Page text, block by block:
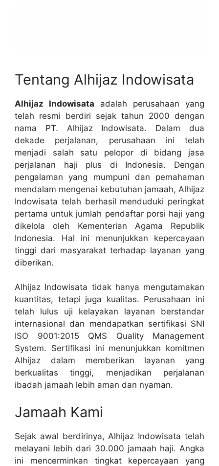
Tentang Alhijaz Indowisata
Alhijaz Indowisata adalah perusahaan yang
telah resmi berdiri sejak tahun 2000 dengan
nama PT. Alhijaz Indowisata. Dalam dua
dekade perjalanan, perusahaan ini telah
menjadi salah satu pelopor di bidang jasa
perjalanan haji plus di Indonesia. Dengan
pengalaman yang mumpuni dan pemahaman
mendalam mengenai kebutuhan jamaah, Alhijaz
Indowisata telah berhasil menduduki peringkat
pertama untuk jumlah pendaftar porsi haji yang
dikelola oleh Kementerian Agama Republik
Indonesia. Hal ini menunjukkan kepercayaan
tinggi dari masyarakat terhadap layanan yang
diberikan.
Alhijaz Indowisata tidak hanya mengutamakan
kuantitas, tetapi juga kualitas. Perusahaan ini
telah lulus uji kelayakan layanan berstandar
internasional dan mendapatkan sertifikasi SNI
ISO 9001:2015 QMS Quality Management
System. Sertifikasi ini menunjukkan komitmen
Alhijaz dalam memberikan layanan yang
berkualitas tinggi, menjadikan perjalanan
ibadah jamaah lebih aman dan nyaman.
Jamaah Kami
Sejak awal berdirinya, Alhijaz Indowisata telah
melayani lebih dari 30.000 jamaah haji. Angka
ini mencerminkan tingkat kepercayaan yang